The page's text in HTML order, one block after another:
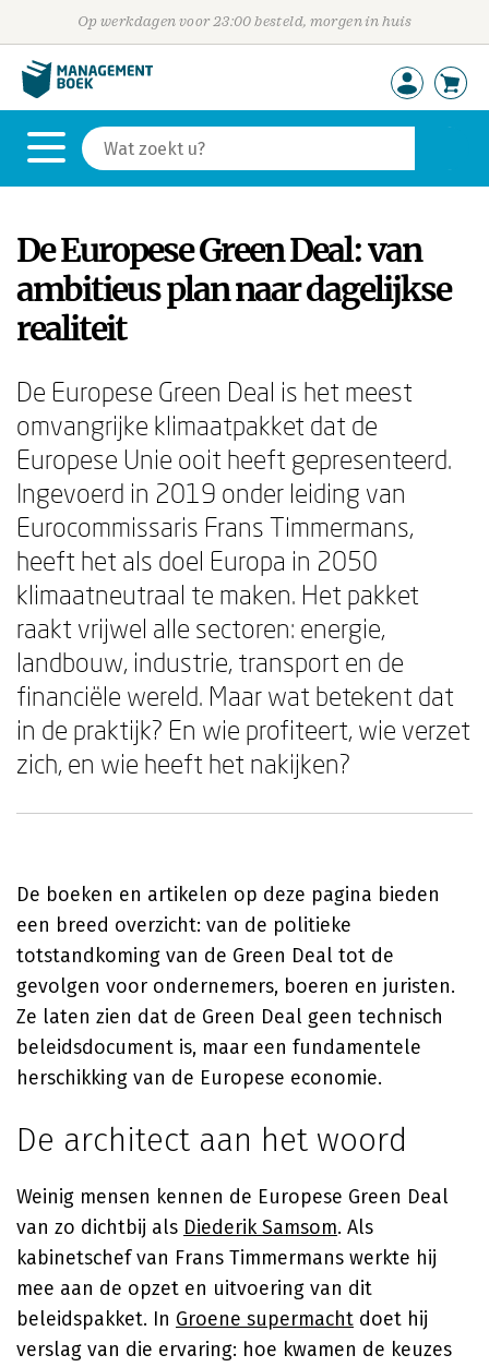
Op werkdagen voor 23:00 besteld, morgen in huis
De Europese Green Deal: van
ambitieus plan naar dagelijkse
realiteit
De Europese Green Deal is het meest
omvangrijke klimaatpakket dat de
Europese Unie ooit heeft gepresenteerd.
Ingevoerd in 2019 onder leiding van
Eurocommissaris Frans Timmermans,
heeft het als doel Europa in 2050
klimaatneutraal te maken. Het pakket
raakt vrijwel alle sectoren: energie,
landbouw, industrie, transport en de
financiële wereld. Maar wat betekent dat
in de praktijk? En wie profiteert, wie verzet
zich, en wie heeft het nakijken?
De boeken en artikelen op deze pagina bieden
een breed overzicht: van de politieke
totstandkoming van de Green Deal tot de
gevolgen voor ondernemers, boeren en juristen.
Ze laten zien dat de Green Deal geen technisch
beleidsdocument is, maar een fundamentele
herschikking van de Europese economie.
De architect aan het woord
Weinig mensen kennen de Europese Green Deal
van zo dichtbij als Diederik Samsom. Als
kabinetschef van Frans Timmermans werkte hij
mee aan de opzet en uitvoering van dit
beleidspakket. In Groene supermacht doet hij
verslag van die ervaring: hoe kwamen de keuzes